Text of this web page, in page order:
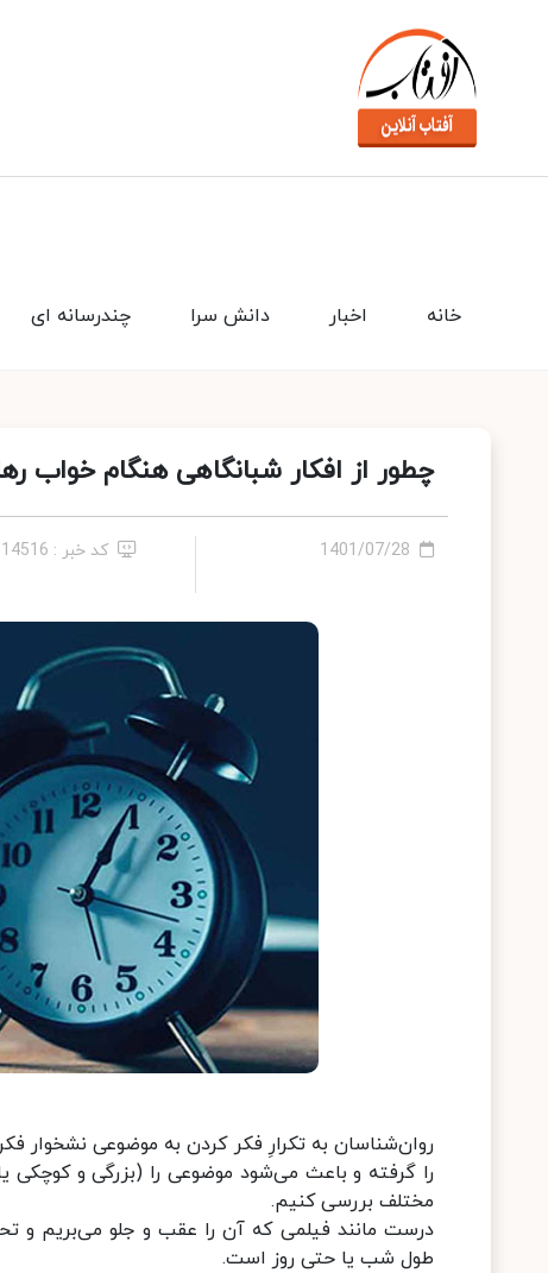
چندرسانه ای دانش سرا اخبار خانه
چطور از افکار شبانگاهی هنگام خواب
1401/07/28 کد خبر : 14516
روان‌شناسان به تکرارِ فکر کردن به موضوعی نشخوار
را گرفته و باعث می‌شود موضوعی را (بزرگی و کوچکی
مختلف بررسی کنیم.
درست مانند فیلمی که آن را عقب و جلو می‌بریم و
طول شب یا حتی روز است.